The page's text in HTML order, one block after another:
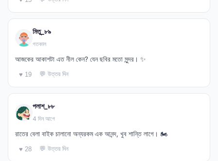
মিতু_৮৯
গতকাল
আজকের আকাশটা এত নীল কেন? যেন ছবির মতো সুন্দর। ✨
♥ 19 💬 উত্তর দিন
পলাশ_৮৮
4 দিন আগে
রাতের বেলা বাইক চালানো অন্যরকম এক আনন্দ, খুব শান্তি লাগে। 🏍️
♥ 28 💬 উত্তর দিন